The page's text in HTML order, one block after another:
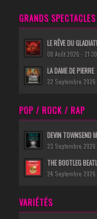
GRANDS SPECTACLES
LE RÊVE DU
08 Août 2026 - 21:30
LA DAME DE PIERRE
22 Septembre 2026
POP / ROCK / RAP
DEVIN TOWNSEND
23 Septembre 2026
THE BOOTLEG
24 Septembre 2026
VARIÉTÉS